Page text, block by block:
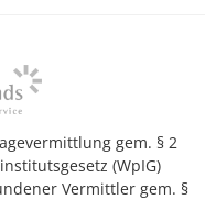
gem. § 2
(WpIG)
Vermittler gem. §